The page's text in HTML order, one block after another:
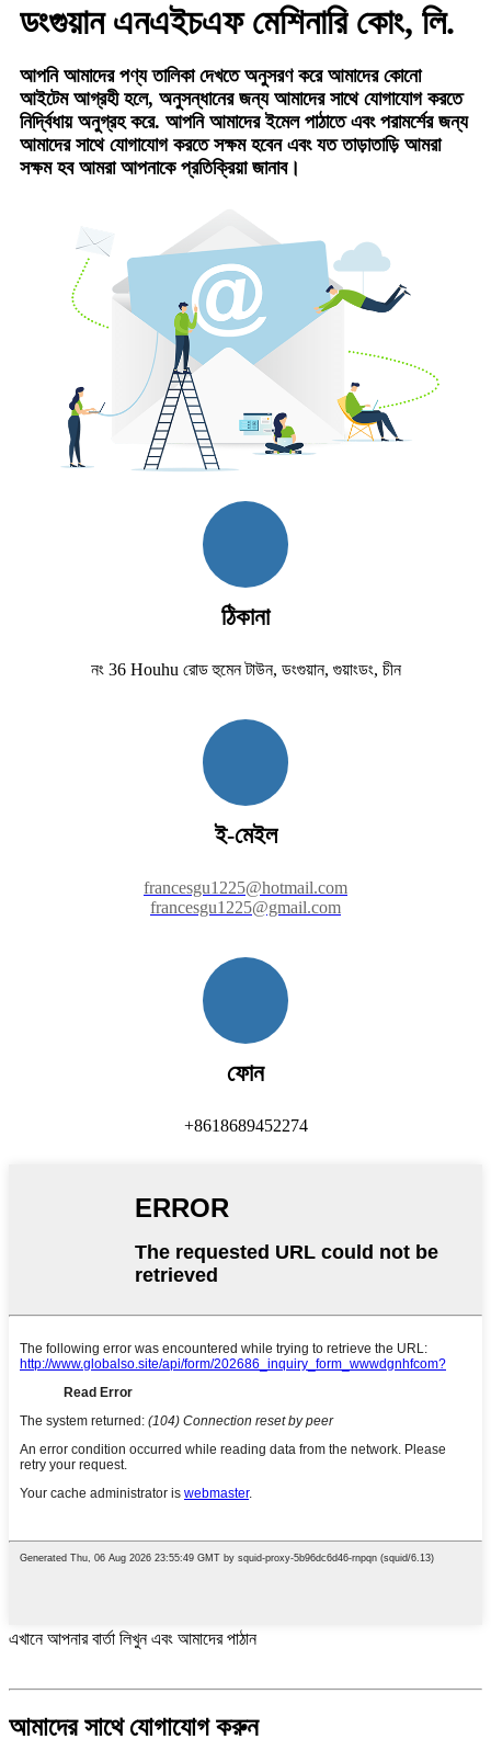
ডংগুয়ান এনএইচএফ মেশিনারি কোং, লি.
আপনি আমাদের পণ্য তালিকা দেখতে অনুসরণ করে আমাদের কোনো
আইটেম আগ্রহী হলে, অনুসন্ধানের জন্য আমাদের সাথে যোগাযোগ করতে
নির্দ্বিধায় অনুগ্রহ করে. আপনি আমাদের ইমেল পাঠাতে এবং পরামর্শের জন্য
আমাদের সাথে যোগাযোগ করতে সক্ষম হবেন এবং যত তাড়াতাড়ি আমরা
সক্ষম হব আমরা আপনাকে প্রতিক্রিয়া জানাব।
ঠিকানা
নং 36 Houhu রোড হুমেন টাউন, ডংগুয়ান, গুয়াংডং, চীন
ই-মেইল
francesgu1225@hotmail.com
francesgu1225@gmail.com
ফোন
+8618689452274
এখানে আপনার বার্তা লিখুন এবং আমাদের পাঠান
আমাদের সাথে যোগাযোগ করুন